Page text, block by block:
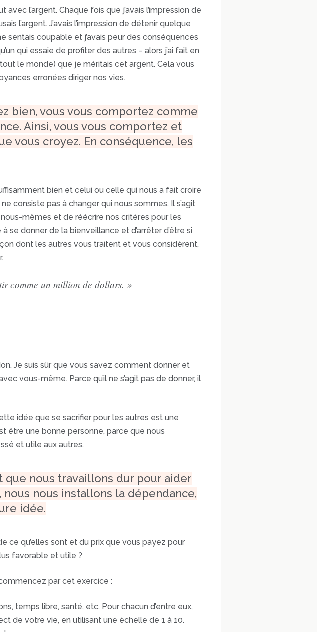
l’argent. Chaque fois que j’avais l’impression de
l’argent. J’avais l’impression de détenir quelque
sentais coupable et j’avais peur des conséquences
qui essaie de profiter des autres – alors j’ai fait en
le monde) que je méritais cet argent. Cela vous
erronées diriger nos vies.
bien, vous vous comportez comme
Ainsi, vous vous comportez et
vous croyez. En conséquence, les
bien et celui ou celle qui nous a fait croire
consiste pas à changer qui nous sommes. Il s’agit
mêmes et de réécrire nos critères pour les
se donner de la bienveillance et d’arrêter d’être si
dont les autres vous traitent et vous considèrent,
comme un million de dollars. »
Je suis sûr que vous savez comment donner et
vous-même. Parce qu’il ne s’agit pas de donner, il
idée que se sacrifier pour les autres est une
être une bonne personne, parce que nous
et utile aux autres.
que nous travaillons dur pour aider
nous installons la dépendance,
idée.
ce qu’elles sont et du prix que vous payez pour
favorable et utile ?
par cet exercice :
temps libre, santé, etc. Pour chacun d’entre eux,
de votre vie, en utilisant une échelle de 1 à 10.